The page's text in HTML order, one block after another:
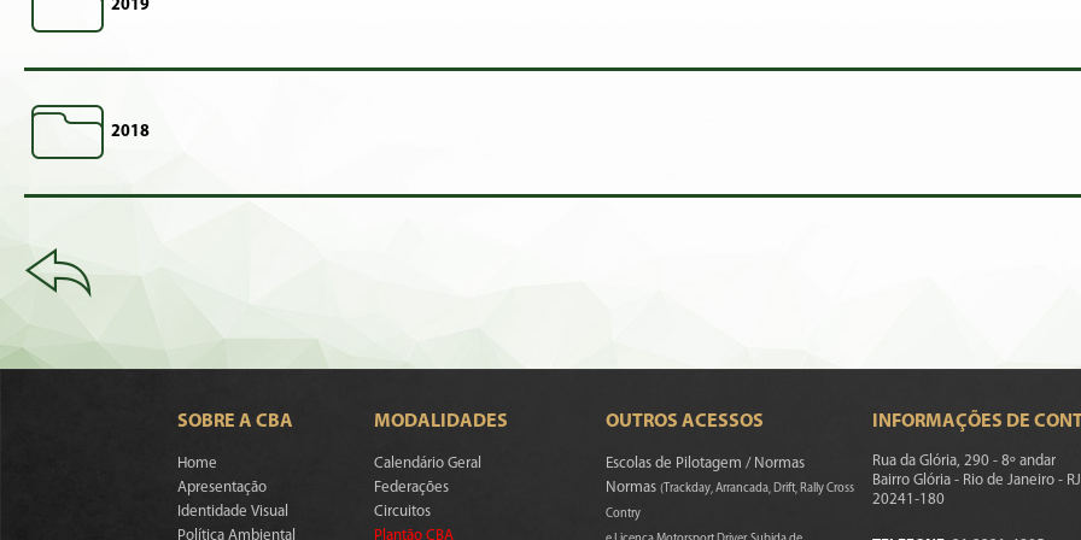
2019
2018
SOBRE A CBA
Home
Apresentação
Identidade Visual
Política Ambiental
MODALIDADES
Calendário Geral
Federações
Circuitos
Plantão CBA
OUTROS ACESSOS
Escolas de Pilotagem / Normas
Normas(Trackday, Arrancada, Drift, Rally Cross
Contry
INFORMAÇÕES DE
Rua da Glória, 290 - 8º andar
Bairro Glória - Rio de Janeiro - RJ
20241-180